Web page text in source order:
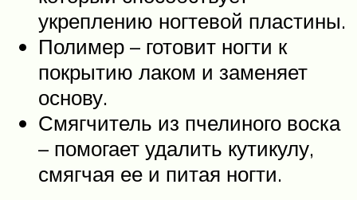
укреплению ногтевой пластины.
Полимер – готовит ногти к
покрытию лаком и заменяет
основу.
Смягчитель из пчелиного воска
– помогает удалить кутикулу,
смягчая ее и питая ногти.